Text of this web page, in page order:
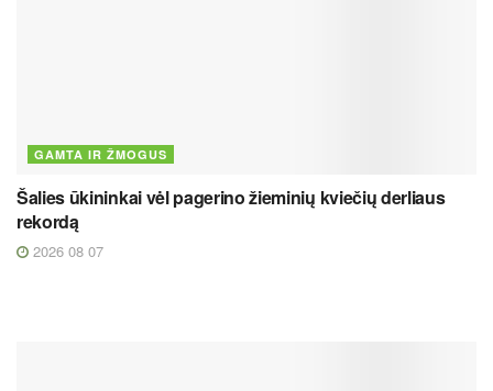
GAMTA IR ŽMOGUS
Šalies ūkininkai vėl pagerino žieminių kviečių derliaus
rekordą
2026 08 07